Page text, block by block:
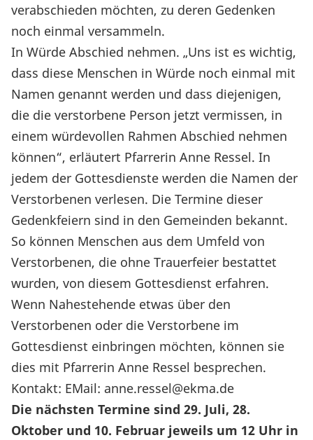
verabschieden möchten, zu deren Gedenken
noch einmal versammeln.
In Würde Abschied nehmen. „Uns ist es wichtig,
dass diese Menschen in Würde noch einmal mit
Namen genannt werden und dass diejenigen,
die die verstorbene Person jetzt vermissen, in
einem würdevollen Rahmen Abschied nehmen
können“, erläutert Pfarrerin Anne Ressel. In
jedem der Gottesdienste werden die Namen der
Verstorbenen verlesen. Die Termine dieser
Gedenkfeiern sind in den Gemeinden bekannt.
So können Menschen aus dem Umfeld von
Verstorbenen, die ohne Trauerfeier bestattet
wurden, von diesem Gottesdienst erfahren.
Wenn Nahestehende etwas über den
Verstorbenen oder die Verstorbene im
Gottesdienst einbringen möchten, können sie
dies mit Pfarrerin Anne Ressel besprechen.
Kontakt: EMail: anne.ressel@ekma.de
Die nächsten Termine sind 29. Juli, 28.
Oktober und 10. Februar jeweils um 12 Uhr in